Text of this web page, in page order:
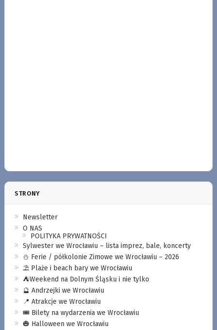
STRONY
Newsletter
O NAS
POLITYKA PRYWATNOŚCI
Sylwester we Wrocławiu – lista imprez, bale, koncerty
⛄️ Ferie / półkolonie Zimowe we Wrocławiu – 2026
⛱️ Plaże i beach bary we Wrocławiu
⛺️Weekend na Dolnym Śląsku i nie tylko
🔮 Andrzejki we Wrocławiu
📍 Atrakcje we Wrocławiu
🎟️ Bilety na wydarzenia we Wrocławiu
🎃 Halloween we Wrocławiu